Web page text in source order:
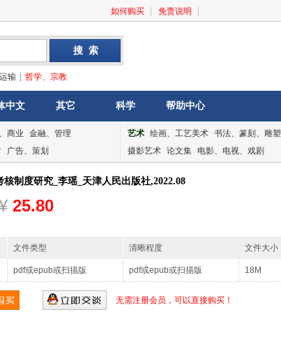
如何购买 免责说明
输 哲学、宗教
中文 其它 科学 帮助中心
商业
金融、管理
广告、策划
艺术 绘画、工艺美术 书法、篆刻、雕塑
摄影艺术 论文集
电影、电视、戏剧
核制度研究_李瑶_天津人民出版社,2022.08
25.80
文件类型 清晰程度 文件大小
pdf或epub或扫描版 pdf或epub或扫描版 18M
无需注册会员，可以直接购买！